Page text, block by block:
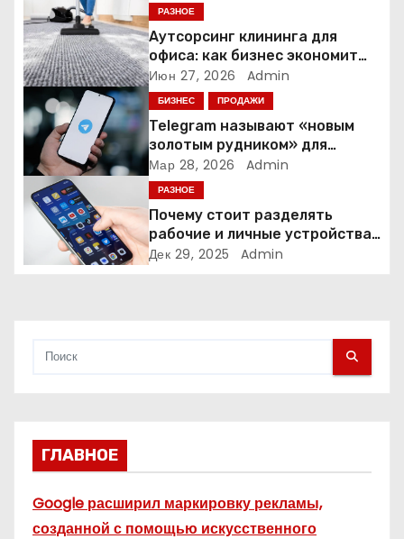
п
о
з
а
п
и
РАЗНОЕ
Аутсорсинг клининга для
офиса: как бизнес экономит
время и деньги на уборке
Июн 27, 2026 Admin
БИЗНЕС ПРОДАЖИ
Telegram называют «новым
золотым рудником» для
креаторов: как блогеры
создают онлайн-бизнес
Мар 28, 2026 Admin
РАЗНОЕ
Почему стоит разделять
рабочие и личные устройства
— и чем опасно всё смешивать
Дек 29, 2025 Admin
ГЛАВНОЕ
Google расширил маркировку рекламы,
созданной с помощью искусственного